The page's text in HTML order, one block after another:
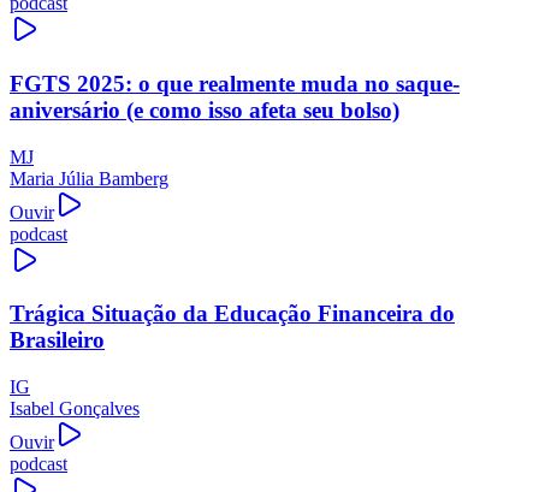
FGTS 2025: o que realmente muda no saque-
aniversário (e como isso afeta seu bolso)
MJ
Maria Júlia Bamberg
Ouvir
podcast
Trágica Situação da Educação Financeira do
Brasileiro
IG
Isabel Gonçalves
Ouvir
podcast